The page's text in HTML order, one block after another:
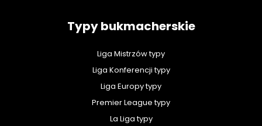
Typy bukmacherskie
Liga Mistrzów typy
Liga Konferencji typy
Liga Europy typy
Premier League typy
La Liga typy